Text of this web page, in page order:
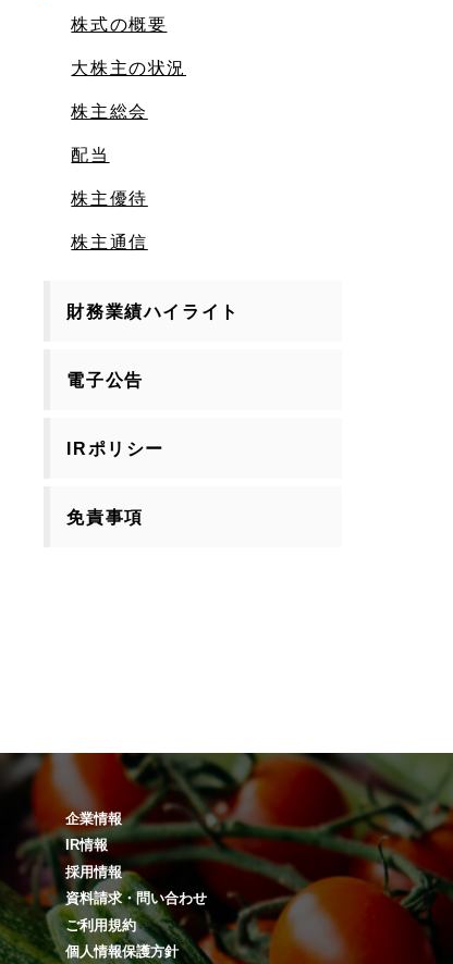
株式の概要
大株主の状況
株主総会
配当
株主優待
株主通信
財務業績ハイライト
電子公告
IRポリシー
免責事項
企業情報
IR情報
採用情報
資料請求・問い合わせ
ご利用規約
個人情報保護方針